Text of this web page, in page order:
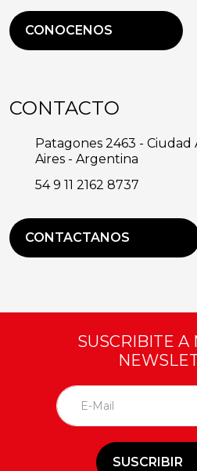
CONOCENOS
CONTACTO
Patagones 2463 -
Aires - Argentina
54 9 11 2162 8737
CONTACTANOS
SUSCRIBITE A
SUSCRIBIR